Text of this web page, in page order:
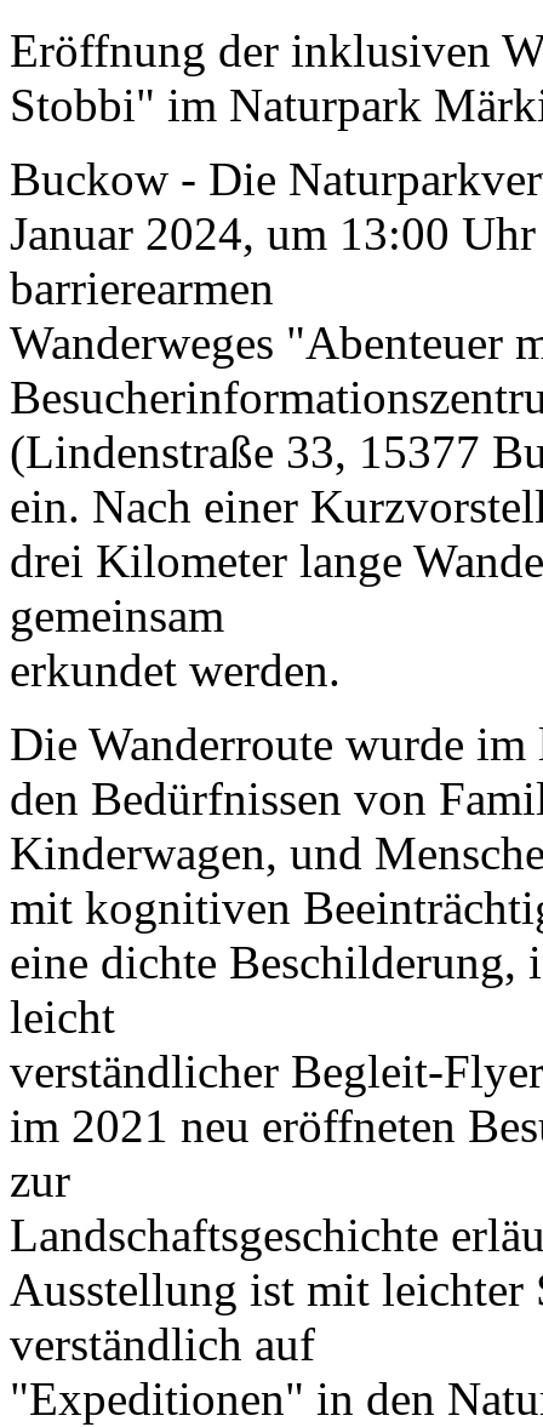
Eröffnung der inklusiven
Stobbi" im Naturpark
Buckow - Die
Januar 2024, um 13:00
barrierearmen
Wanderweges "Abenteuer
(Lindenstraße 33, 15377
ein. Nach einer
drei Kilometer lange
gemeinsam
erkundet werden.
Die Wanderroute wurde
den Bedürfnissen von
Kinderwagen, und
mit kognitiven
eine dichte
leicht
verständlicher Begleit-
im 2021 neu eröffneten
zur
Landschaftsgeschichte
Ausstellung ist mit leichter
verständlich auf
"Expeditionen" in den